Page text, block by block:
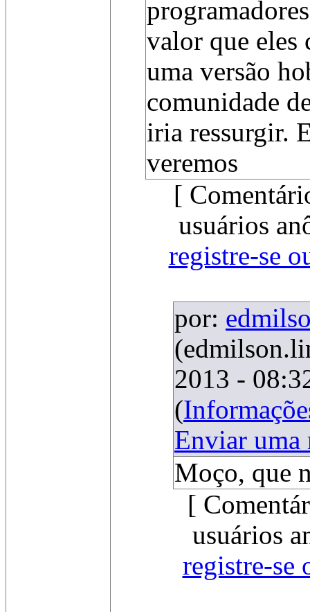
valor que eles
uma versão
comunidade
iria ressurgir.
veremos
[
usuários
registre-se
por:
2013 -
(
Enviar uma
Moço, que
[
usuários
registre-se